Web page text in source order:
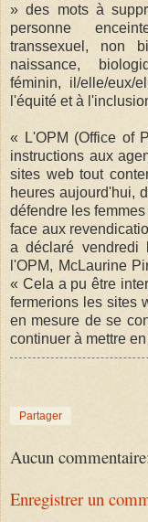
» des mots à
personne
transsexuel, non
naissance,
féminin, il/elle/eux/
l'équité et à
« L'OPM (Office of
instructions aux
sites web tout
heures aujourd'hui,
défendre les
face aux
a déclaré vendredi
l'OPM, McLaurine
« Cela a pu être
fermerions les sites
en mesure de se
continuer à mettre
Partager
Aucun
Enregistrer un